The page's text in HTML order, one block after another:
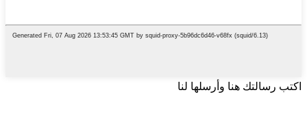
اكتب رسالتك هنا وأرسلها لنا